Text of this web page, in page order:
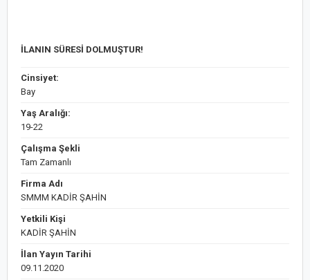
İLANIN SÜRESİ DOLMUŞTUR!
Cinsiyet:
Bay
Yaş Aralığı:
19-22
Çalışma Şekli
Tam Zamanlı
Firma Adı
SMMM KADİR ŞAHİN
Yetkili Kişi
KADİR ŞAHİN
İlan Yayın Tarihi
09.11.2020